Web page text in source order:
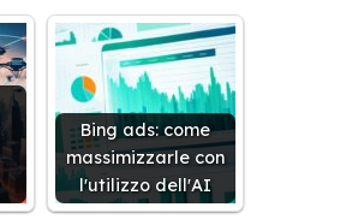
Bing ads: come
massimizzarle con
l'utilizzo dell'AI